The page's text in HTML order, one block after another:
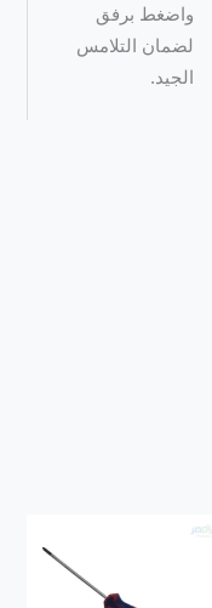
واضغط برفق
لضمان التلامس
الجيد.